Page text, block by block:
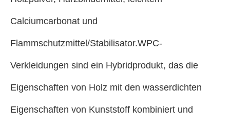
Calciumcarbonat und
Flammschutzmittel/Stabilisator.WPC-
Verkleidungen sind ein Hybridprodukt, das die
Eigenschaften von Holz mit den wasserdichten
Eigenschaften von Kunststoff kombiniert und